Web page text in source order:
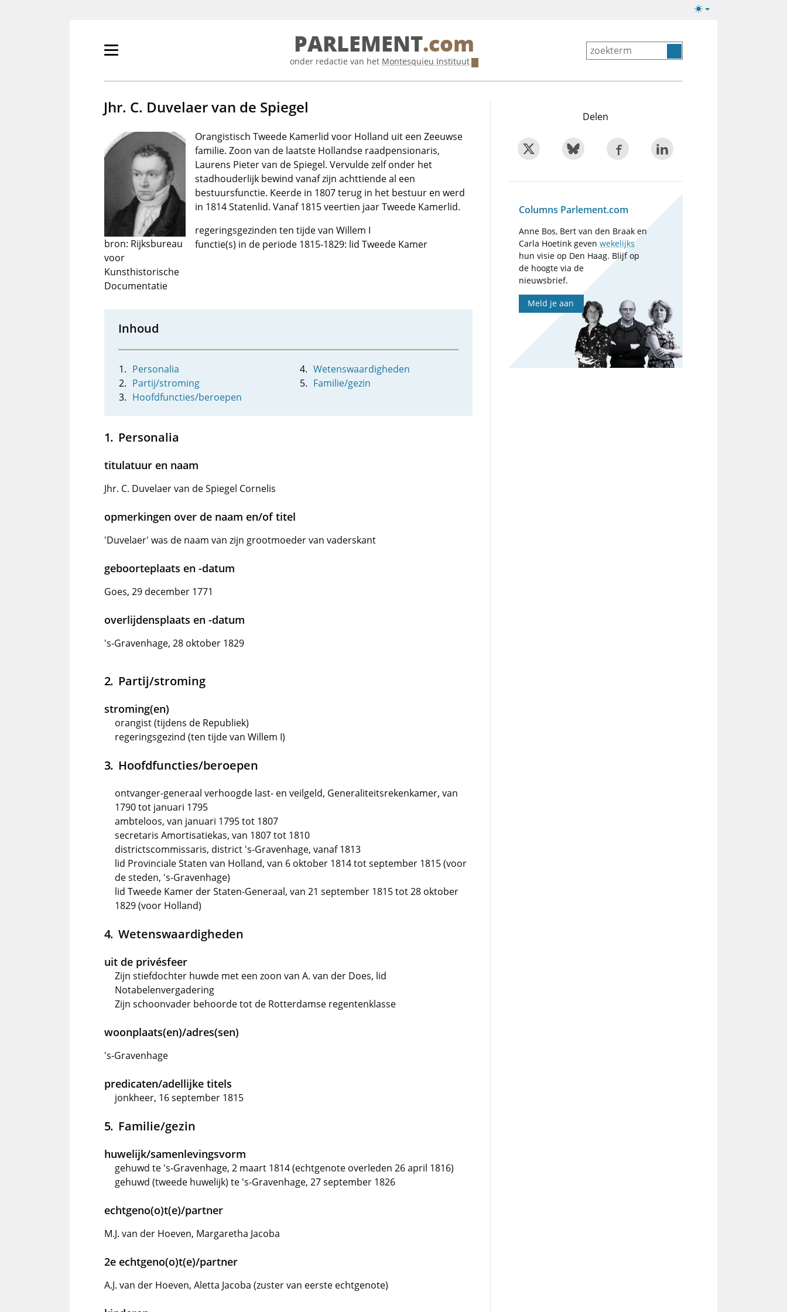
Lichte/donkere
Primair
tonen/verbergen
PARLEMENT.com
onder redactie van het Montesquieu Instituut
Jhr. C. Duvelaer van de Spiegel
bron: Rijksbureau
voor
Kunsthistorische
Documentatie
Orangistisch Tweede Kamerlid voor Holland uit een Zeeuwse
familie. Zoon van de laatste Hollandse raadpensionaris,
Laurens Pieter van de Spiegel. Vervulde zelf onder het
stadhouderlijk bewind vanaf zijn achttiende al een
bestuursfunctie. Keerde in 1807 terug in het bestuur en werd
in 1814 Statenlid. Vanaf 1815 veertien jaar Tweede Kamerlid.
regeringsgezinden ten tijde van Willem I
functie(s) in de periode 1815-1829: lid Tweede Kamer
Inhoud
Personalia
Partij/stroming
Hoofdfuncties/beroepen
Wetenswaardigheden
Familie/gezin
Personalia
titulatuur en naam
Jhr. C. Duvelaer van de Spiegel Cornelis
opmerkingen over de naam en/of titel
'Duvelaer' was de naam van zijn grootmoeder van vaderskant
geboorteplaats en -datum
Goes, 29 december 1771
overlijdensplaats en -datum
's-Gravenhage, 28 oktober 1829
Partij/stroming
stroming(en)
orangist (tijdens de Republiek)
regeringsgezind (ten tijde van Willem I)
Hoofdfuncties/beroepen
ontvanger-generaal verhoogde last- en veilgeld, Generaliteitsrekenkamer, van
1790 tot januari 1795
ambteloos, van januari 1795 tot 1807
secretaris Amortisatiekas, van 1807 tot 1810
districtscommissaris, district 's-Gravenhage, vanaf 1813
lid Provinciale Staten van Holland, van 6 oktober 1814 tot september 1815 (voor
de steden, 's-Gravenhage)
lid Tweede Kamer der Staten-Generaal, van 21 september 1815 tot 28 oktober
1829 (voor Holland)
Wetenswaardigheden
uit de privésfeer
Zijn stiefdochter huwde met een zoon van A. van der Does, lid
Notabelenvergadering
Zijn schoonvader behoorde tot de Rotterdamse regentenklasse
woonplaats(en)/adres(sen)
's-Gravenhage
predicaten/adellijke titels
jonkheer, 16 september 1815
Familie/gezin
huwelijk/samenlevingsvorm
gehuwd te 's-Gravenhage, 2 maart 1814 (echtgenote overleden 26 april 1816)
gehuwd (tweede huwelijk) te 's-Gravenhage, 27 september 1826
echtgeno(o)t(e)/partner
M.J. van der Hoeven, Margaretha Jacoba
2e echtgeno(o)t(e)/partner
A.J. van der Hoeven, Aletta Jacoba (zuster van eerste echtgenote)
Delen
Columns Parlement.com
Anne Bos, Bert van den Braak en
Carla Hoetink gevenwekelijks
hun visie op Den Haag. Blijf op
de hoogte via de
nieuwsbrief.
Meld je aan